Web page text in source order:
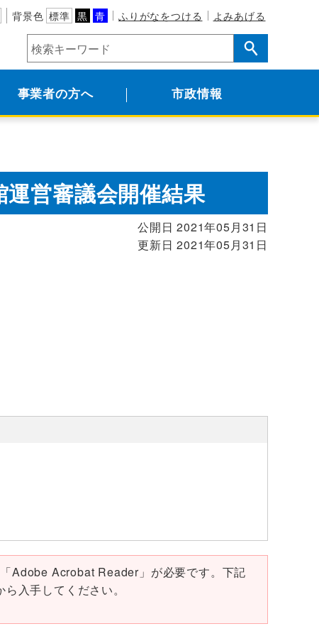
背景色 標準 黒 青 ふりがなをつける よみあげる
事業者の方へ 市政情報
営審議会開催結果
公開日 2021年05月31日
更新日 2021年05月31日
Adobe Acrobat Reader」が必要です。下記
入手してください。